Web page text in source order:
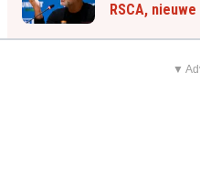
RSCA,
▼